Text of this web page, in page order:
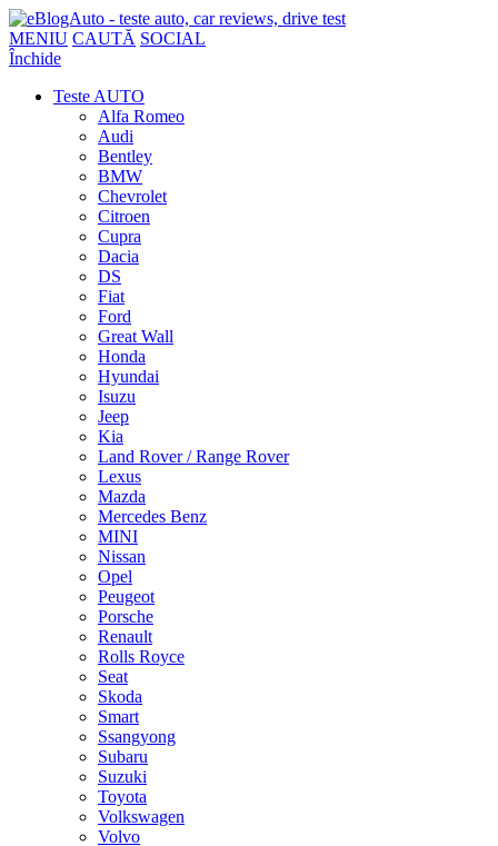
MENIU CAUTĂ SOCIAL
Închide
Teste AUTO
Alfa Romeo
Audi
Bentley
BMW
Chevrolet
Citroen
Cupra
Dacia
DS
Fiat
Ford
Great Wall
Honda
Hyundai
Isuzu
Jeep
Kia
Land Rover / Range Rover
Lexus
Mazda
Mercedes Benz
MINI
Nissan
Opel
Peugeot
Porsche
Renault
Rolls Royce
Seat
Skoda
Smart
Ssangyong
Subaru
Suzuki
Toyota
Volkswagen
Volvo